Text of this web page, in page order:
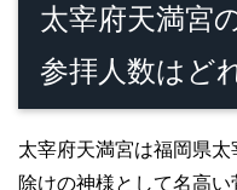
太宰府天満宮
参拝人数はど
太宰府天満宮は福岡県
除けの神様として名高